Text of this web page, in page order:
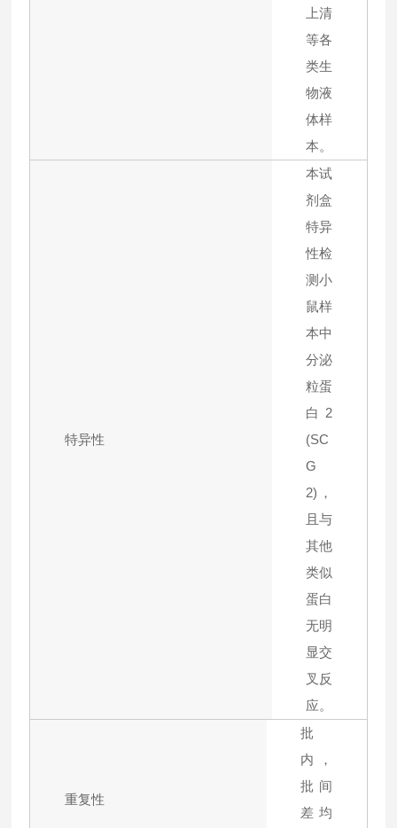
上清
等各
类生
物液
体样
本。
特异性
本试
剂盒
特异
性检
测小
鼠样
本中
分泌
粒蛋
白2
(SC
G
2)，
且与
其他
类似
蛋白
无明
显交
叉反
应。
重复性
批
内，
批间
差均